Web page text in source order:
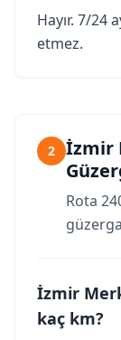
Hayır. 7/24
etmez.
2
İzmir
Rota
İzmir
kaç km?